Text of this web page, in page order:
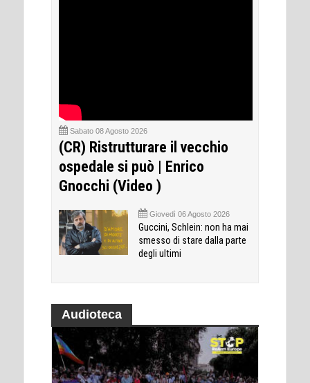
Sabato 08 Agosto 2026
(CR) Ristrutturare il vecchio
ospedale si può | Enrico
Gnocchi (Video )
Giovedì 06 Agosto 2026
Guccini, Schlein: non ha mai
smesso di stare dalla parte
degli ultimi
Audioteca